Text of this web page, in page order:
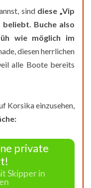
sind diese „Vip
beliebt. Buche also
wie möglich im
diesen herrlichen
alle Boote bereits
Korsika einzusehen,
private
Skipper in